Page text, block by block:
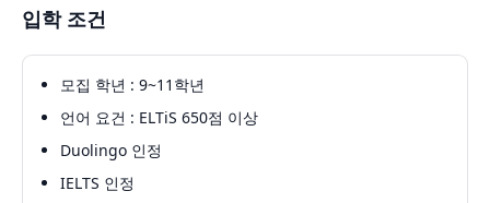
입학 조건
모집 학년 : 9~11학년
언어 요건 : ELTiS 650점 이상
Duolingo 인정
IELTS 인정